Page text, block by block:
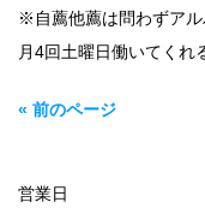
※自薦他薦は問わずア
月4回土曜日働いてくれ
« 前のページ
営業日